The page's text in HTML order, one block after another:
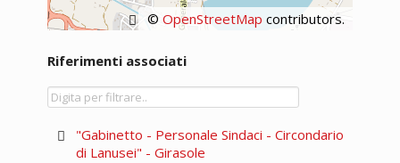
© OpenStreetMap contributors.
Riferimenti associati
"Gabinetto - Personale Sindaci - Circondario
di Lanusei" - Girasole